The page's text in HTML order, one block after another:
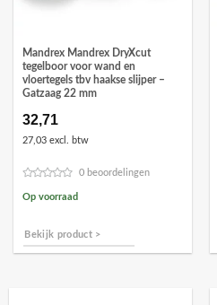
Mandrex Mandrex DryXcut
tegelboor voor wand en
vloertegels tbv haakse slijper –
Gatzaag 22 mm
32,71
27,03 excl. btw
0 beoordelingen
Op voorraad
Bekijk product >